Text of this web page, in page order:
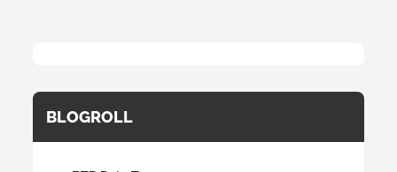
BLOGROLL